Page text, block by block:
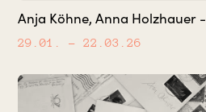
Anja Köhne, Anna Holzhauer -
29.01. – 22.03.26